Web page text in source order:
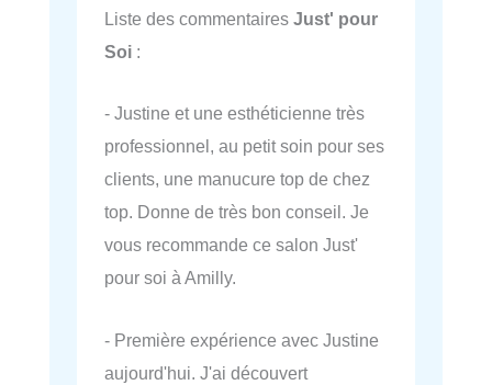
Liste des commentaires Just' pour
Soi :
- Justine et une esthéticienne très
professionnel, au petit soin pour ses
clients, une manucure top de chez
top. Donne de très bon conseil. Je
vous recommande ce salon Just'
pour soi à Amilly.
- Première expérience avec Justine
aujourd'hui. J'ai découvert